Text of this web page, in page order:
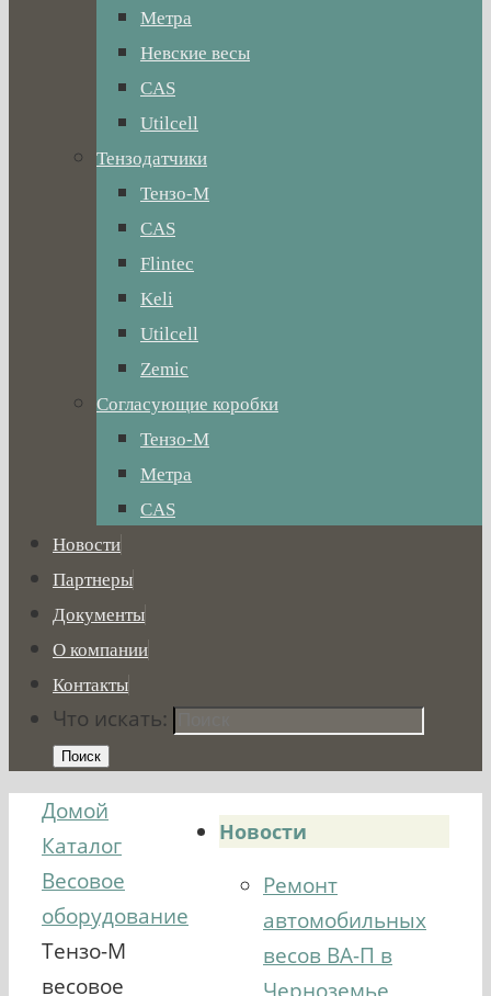
Метра
Невские весы
CAS
Utilcell
Тензодатчики
Тензо-М
CAS
Flintec
Keli
Utilcell
Zemic
Согласующие коробки
Тензо-М
Метра
CAS
Новости
Партнеры
Документы
О компании
Контакты
Что искать:
Поиск
Домой
Каталог
Весовое
оборудование
Тензо-М
весовое
Новости
Ремонт
автомобильных
весов ВА-П в